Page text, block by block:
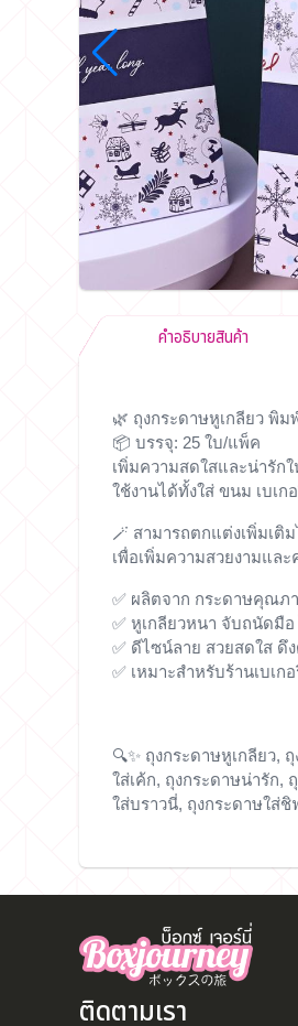
คำอธิบายสินค้า
🌿 ถุงกระดาษหูเกลียว พิม
📦 บรรจุ: 25 ใบ/แพ็ค
เพิ่มความสดใสและน่ารัก
ใช้งานได้ทั้งใส่ ขนม เบเก
🪄 สามารถตกแต่งเพิ่มเติ
เพื่อเพิ่มความสวยงามแล
✅ ผลิตจาก กระดาษคุณภ
✅ หูเกลียวหนา จับถนัดมือ
✅ ดีไซน์ลาย สวยสดใส ดึ
✅ เหมาะสำหรับร้านเบเก
🔍✨ ถุงกระดาษหูเกลียว,
ใส่เค้ก, ถุงกระดาษน่ารัก,
ใส่บราวนี่, ถุงกระดาษใส่ชิ
ติดตามเรา